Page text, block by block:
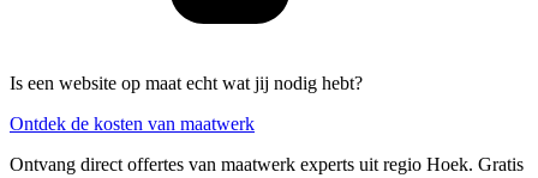
Is een website op maat echt wat jij nodig hebt?
Ontdek de kosten van maatwerk
Ontvang direct offertes van maatwerk experts uit regio Hoek. Gratis